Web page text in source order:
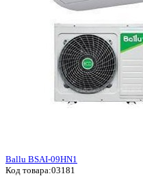
Ballu BSAI-09HN1
Код товара:03181